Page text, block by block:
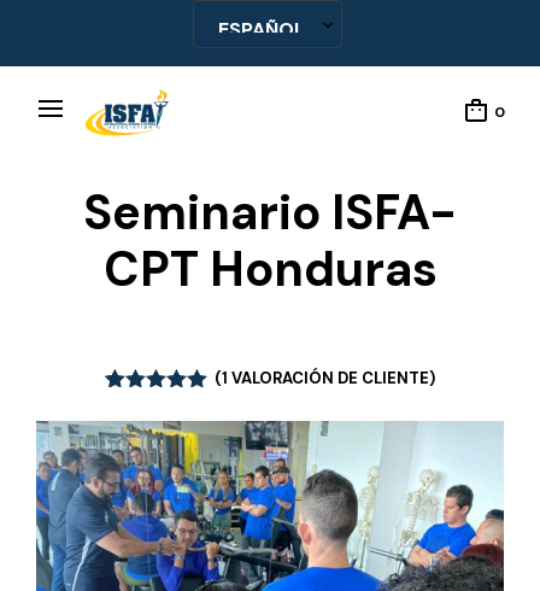
0
Seminario ISFA-
CPT Honduras
con5.00de
5 en base
avaloración
de un
cliente
(1 VALORACIÓN DE CLIENTE)